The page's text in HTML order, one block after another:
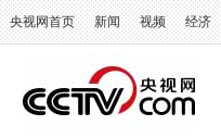
央视网首页 新闻 视频 经济